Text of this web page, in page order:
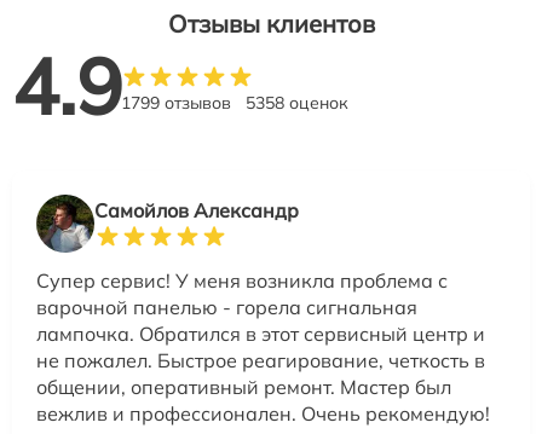
Отзывы клиентов
4.91799 отзывов 5358 оценок
Самойлов Александр
Супер сервис! У меня возникла проблема с
варочной панелью - горела сигнальная
лампочка. Обратился в этот сервисный центр и
не пожалел. Быстрое реагирование, четкость в
общении, оперативный ремонт. Мастер был
вежлив и профессионален. Очень рекомендую!